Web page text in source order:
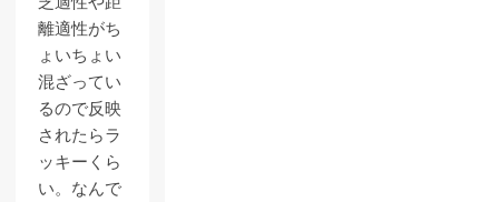
離適性がち
ょいちょい
混ざってい
るので反映
されたらラ
ッキーくら
い。なんで